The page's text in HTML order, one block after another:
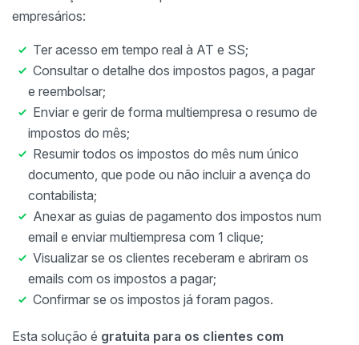
empresários:
Ter acesso em tempo real à AT e SS;
Consultar o detalhe dos impostos pagos, a pagar
e reembolsar;
Enviar e gerir de forma multiempresa o resumo de
impostos do mês;
Resumir todos os impostos do mês num único
documento, que pode ou não incluir a avença do
contabilista;
Anexar as guias de pagamento dos impostos num
email e enviar multiempresa com 1 clique;
Visualizar se os clientes receberam e abriram os
emails com os impostos a pagar;
Confirmar se os impostos já foram pagos.
Esta solução é gratuita para os clientes com